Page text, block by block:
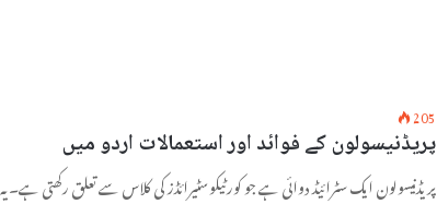
205
پریڈنیسولون کے فوائد اور استعمالات اردو میں
پریڈنیسولون ایک سٹرائیڈ دوائی ہے جو کورٹیکوسٹیرائڈز کی کلاس سے تعلق رکھتی